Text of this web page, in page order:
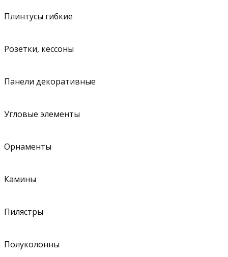
Плинтусы гибкие
Розетки, кессоны
Панели декоративные
Угловые элементы
Орнаменты
Камины
Пилястры
Полуколонны